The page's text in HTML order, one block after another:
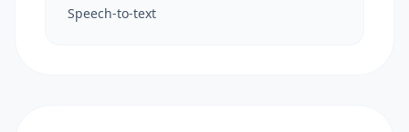
Speech-to-text